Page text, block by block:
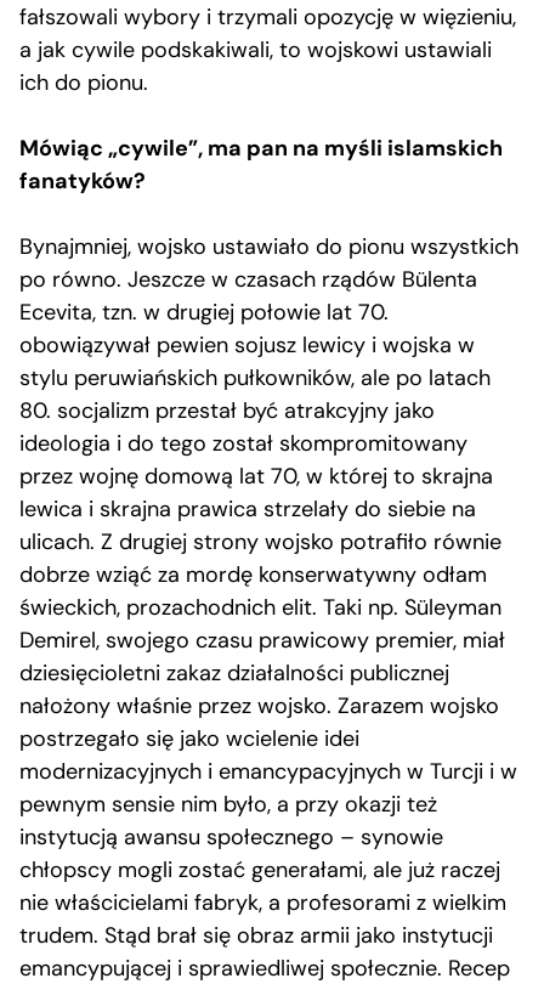
fałszowali wybory i trzymali opozycję w więzieniu,
a jak cywile podskakiwali, to wojskowi ustawiali
ich do pionu.
Mówiąc „cywile”, ma pan na myśli islamskich
fanatyków?
Bynajmniej, wojsko ustawiało do pionu wszystkich
po równo. Jeszcze w czasach rządów Bülenta
Ecevita, tzn. w drugiej połowie lat 70.
obowiązywał pewien sojusz lewicy i wojska w
stylu peruwiańskich pułkowników, ale po latach
80. socjalizm przestał być atrakcyjny jako
ideologia i do tego został skompromitowany
przez wojnę domową lat 70, w której to skrajna
lewica i skrajna prawica strzelały do siebie na
ulicach. Z drugiej strony wojsko potrafiło równie
dobrze wziąć za mordę konserwatywny odłam
świeckich, prozachodnich elit. Taki np. Süleyman
Demirel, swojego czasu prawicowy premier, miał
dziesięcioletni zakaz działalności publicznej
nałożony właśnie przez wojsko. Zarazem wojsko
postrzegało się jako wcielenie idei
modernizacyjnych i emancypacyjnych w Turcji i w
pewnym sensie nim było, a przy okazji też
instytucją awansu społecznego – synowie
chłopscy mogli zostać generałami, ale już raczej
nie właścicielami fabryk, a profesorami z wielkim
trudem. Stąd brał się obraz armii jako instytucji
emancypującej i sprawiedliwej społecznie. Recep